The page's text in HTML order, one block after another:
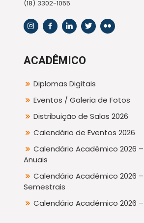
(18) 3302-1055
ACADÊMICO
Diplomas Digitais
Eventos / Galeria de Fotos
Distribuição de Salas 2026
Calendário de Eventos 2026
Calendário Acadêmico 2026
Anuais
Calendário Acadêmico 2026
Semestrais
Calendário Acadêmico 2026